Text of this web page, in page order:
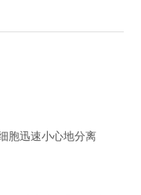
胞迅速小心地分离